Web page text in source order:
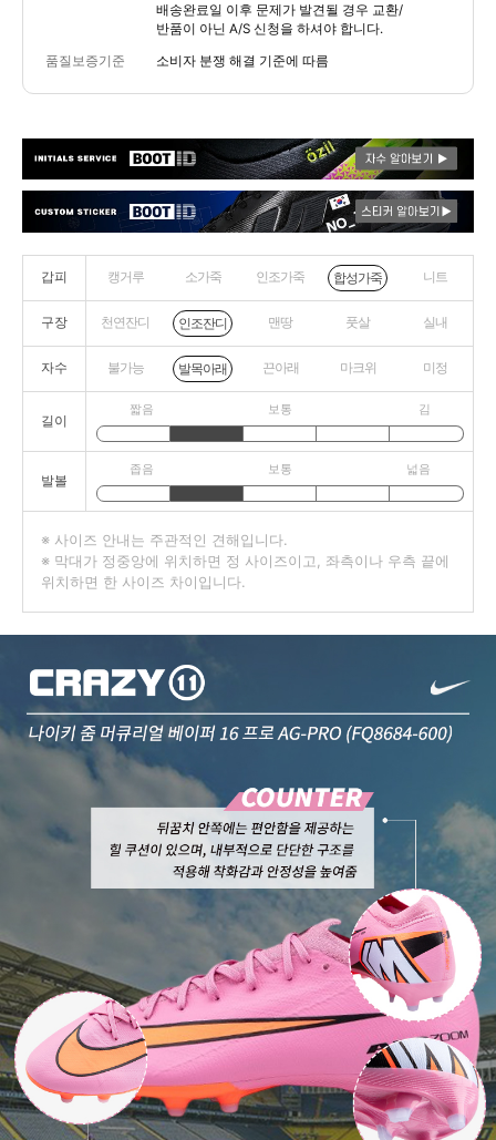
배송완료일 이후 문제가 발견될 경우 교환/
반품이 아닌 A/S 신청을 하셔야 합니다.
품질보증기준 소비자 분쟁 해결 기준에 따름
갑피 캥거루 소가죽 인조가죽 합성가죽 니트
구장 천연잔디 인조잔디 맨땅 풋살 실내
자수 불가능 발목아래 끈아래 마크위 미정
길이
짧음 보통 김
발볼
좁음 보통 넓음
※ 사이즈 안내는 주관적인 견해입니다.
※ 막대가 정중앙에 위치하면 정 사이즈이고, 좌측이나 우측 끝에
위치하면 한 사이즈 차이입니다.